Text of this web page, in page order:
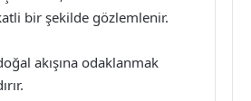
bir şekilde gözlemlenir.
akışına odaklanmak